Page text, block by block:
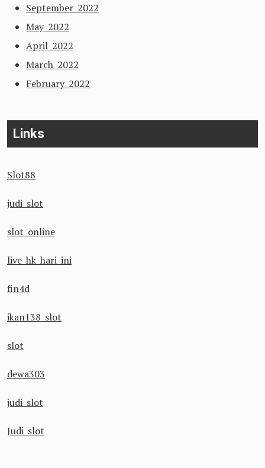
September 2022
May 2022
April 2022
March 2022
February 2022
Links
Slot88
judi slot
slot online
live hk hari ini
fin4d
ikan138 slot
slot
dewa303
judi slot
Judi slot